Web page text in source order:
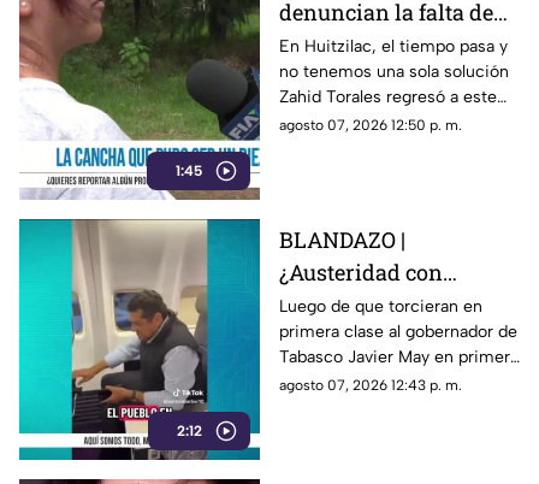
1:45
denuncian la falta de
atención de la cancha
deportiva del Barrio de
Gualupita
En Huitzilac, el tiempo pasa y
no tenemos una sola solución
Zahid Torales regresó a este
frío municipio, con baches por
agosto 07, 2026 12:50 p. m.
2:12
BLANDAZO |
¿Austeridad con
asiento preferente?
Captan a gobernador de
Tabasco Javier May en
primera clase
Luego de que torcieran en
primera clase al gobernador de
Tabasco Javier May en primera
clase, le jalaron las orejas pero
agosto 07, 2026 12:43 p. m.